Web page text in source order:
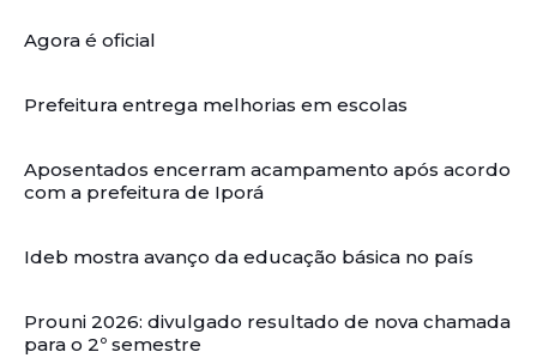
Agora é oficial
Prefeitura entrega melhorias em escolas
Aposentados encerram acampamento após acordo
com a prefeitura de Iporá
Ideb mostra avanço da educação básica no país
Prouni 2026: divulgado resultado de nova chamada
para o 2º semestre